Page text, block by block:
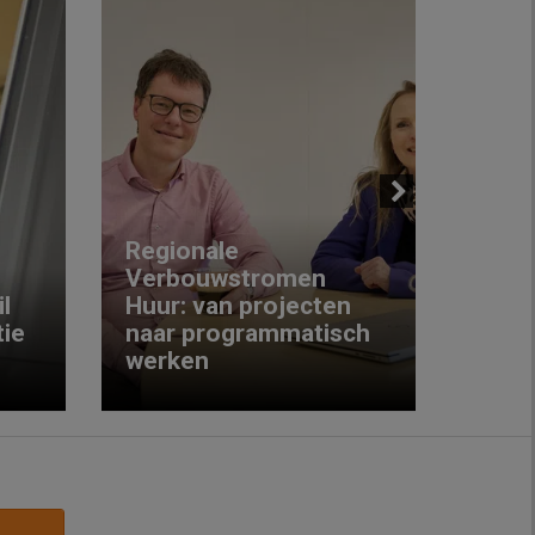
Regionale
Verbouwstromen
Huur: van projecten
naar programmatisch
werken
Next